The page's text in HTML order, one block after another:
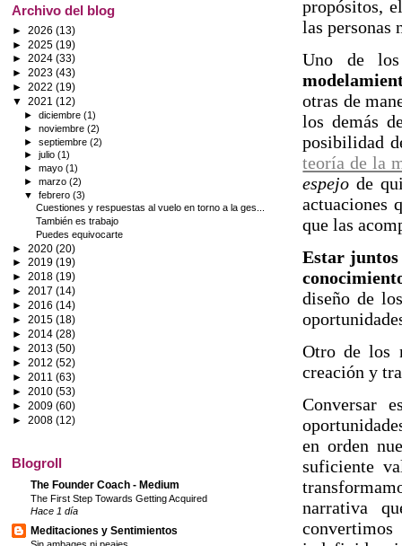
propósitos,
las personas
Uno de
otras de
los demás
posibilidad
teoría de la
espejode
actuaciones
que las
Estar juntos
diseño de
Otro de los
creación y
Conversar
en orden
suficiente
narrativa
Archivo del blog
► 2026 (13)
► 2025 (19)
► 2024 (33)
► 2023 (43)
► 2022 (19)
▼ 2021 (12)
►diciembre(1)
►noviembre(2)
►septiembre(2)
►julio(1)
►mayo(1)
►marzo(2)
▼febrero(3)
Cuestiones y respuestas al vuelo en torno a la ges...
También es trabajo
Puedes equivocarte
► 2020 (20)
► 2019 (19)
► 2018 (19)
► 2017 (14)
► 2016 (14)
► 2015 (18)
► 2014 (28)
► 2013 (50)
► 2012 (52)
► 2011 (63)
► 2010 (53)
► 2009 (60)
► 2008 (12)
Blogroll
The Founder Coach - Medium
The First Step Towards Getting Acquired
Hace 1 día
Meditaciones y Sentimientos